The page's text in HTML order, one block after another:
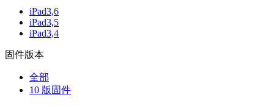
iPad3,6
iPad3,5
iPad3,4
固件版本
全部
10 版固件